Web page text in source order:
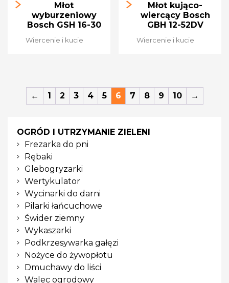
Młot
wyburzeniowy
Bosch GSH 16-30
Wiercenie i kucie
Młot kująco-
wiercący Bosch
GBH 12-52DV
Wiercenie i kucie
← 1 2 3 4 5 6 7 8 9 10 →
OGRÓD I UTRZYMANIE ZIELENI
Frezarka do pni
Rębaki
Glebogryzarki
Wertykulator
Wycinarki do darni
Pilarki łańcuchowe
Świder ziemny
Wykaszarki
Podkrzesywarka gałęzi
Nożyce do żywopłotu
Dmuchawy do liści
Walec ogrodowy